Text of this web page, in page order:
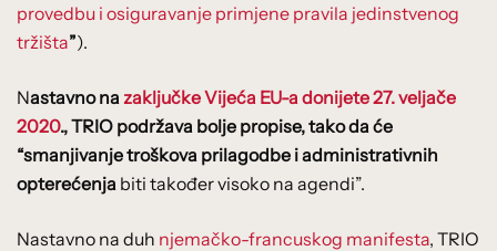
provedbu i osiguravanje primjene pravila jedinstvenog
tržišta”).
Nastavno na zaključke Vijeća EU-a donijete 27. veljače
2020., TRIO podržava bolje propise, tako da će
“smanjivanje troškova prilagodbe i administrativnih
opterećenja biti također visoko na agendi”.
Nastavno na duh njemačko-francuskog manifesta, TRIO